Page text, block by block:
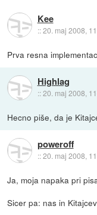
Kee
::20. maj 2008,
Prva resna
Highlag
::20. maj 2008,
Hecno piše, da je
poweroff
::20. maj 2008,
Ja, moja napaka pri
Sicer pa: nas in